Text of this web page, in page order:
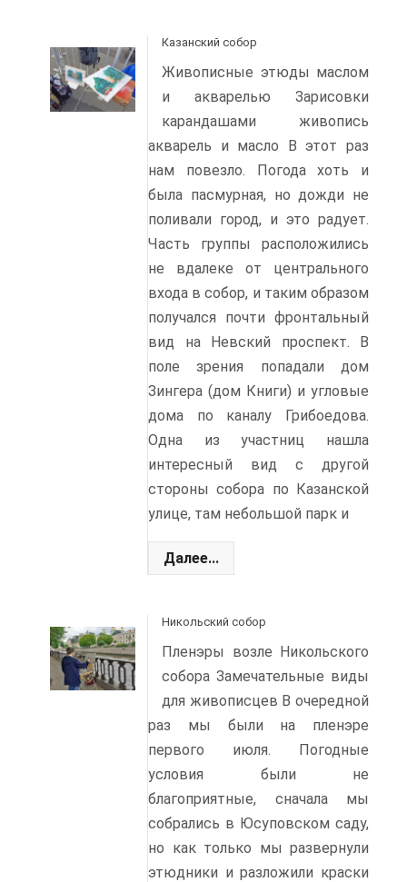
Казанский собор
Живописные этюды маслом
и акварелью Зарисовки
карандашами живопись
акварель и масло В этот раз
нам повезло. Погода хоть и
была пасмурная, но дожди не
поливали город, и это радует.
Часть группы расположились
не вдалеке от центрального
входа в собор, и таким образом
получался почти фронтальный
вид на Невский проспект. В
поле зрения попадали дом
Зингера (дом Книги) и угловые
дома по каналу Грибоедова.
Одна из участниц нашла
интересный вид с другой
стороны собора по Казанской
улице, там небольшой парк и
Далее...
Никольский собор
Пленэры возле Никольского
собора Замечательные виды
для живописцев В очередной
раз мы были на пленэре
первого июля. Погодные
условия были не
благоприятные, сначала мы
собрались в Юсуповском саду,
но как только мы развернули
этюдники и разложили краски